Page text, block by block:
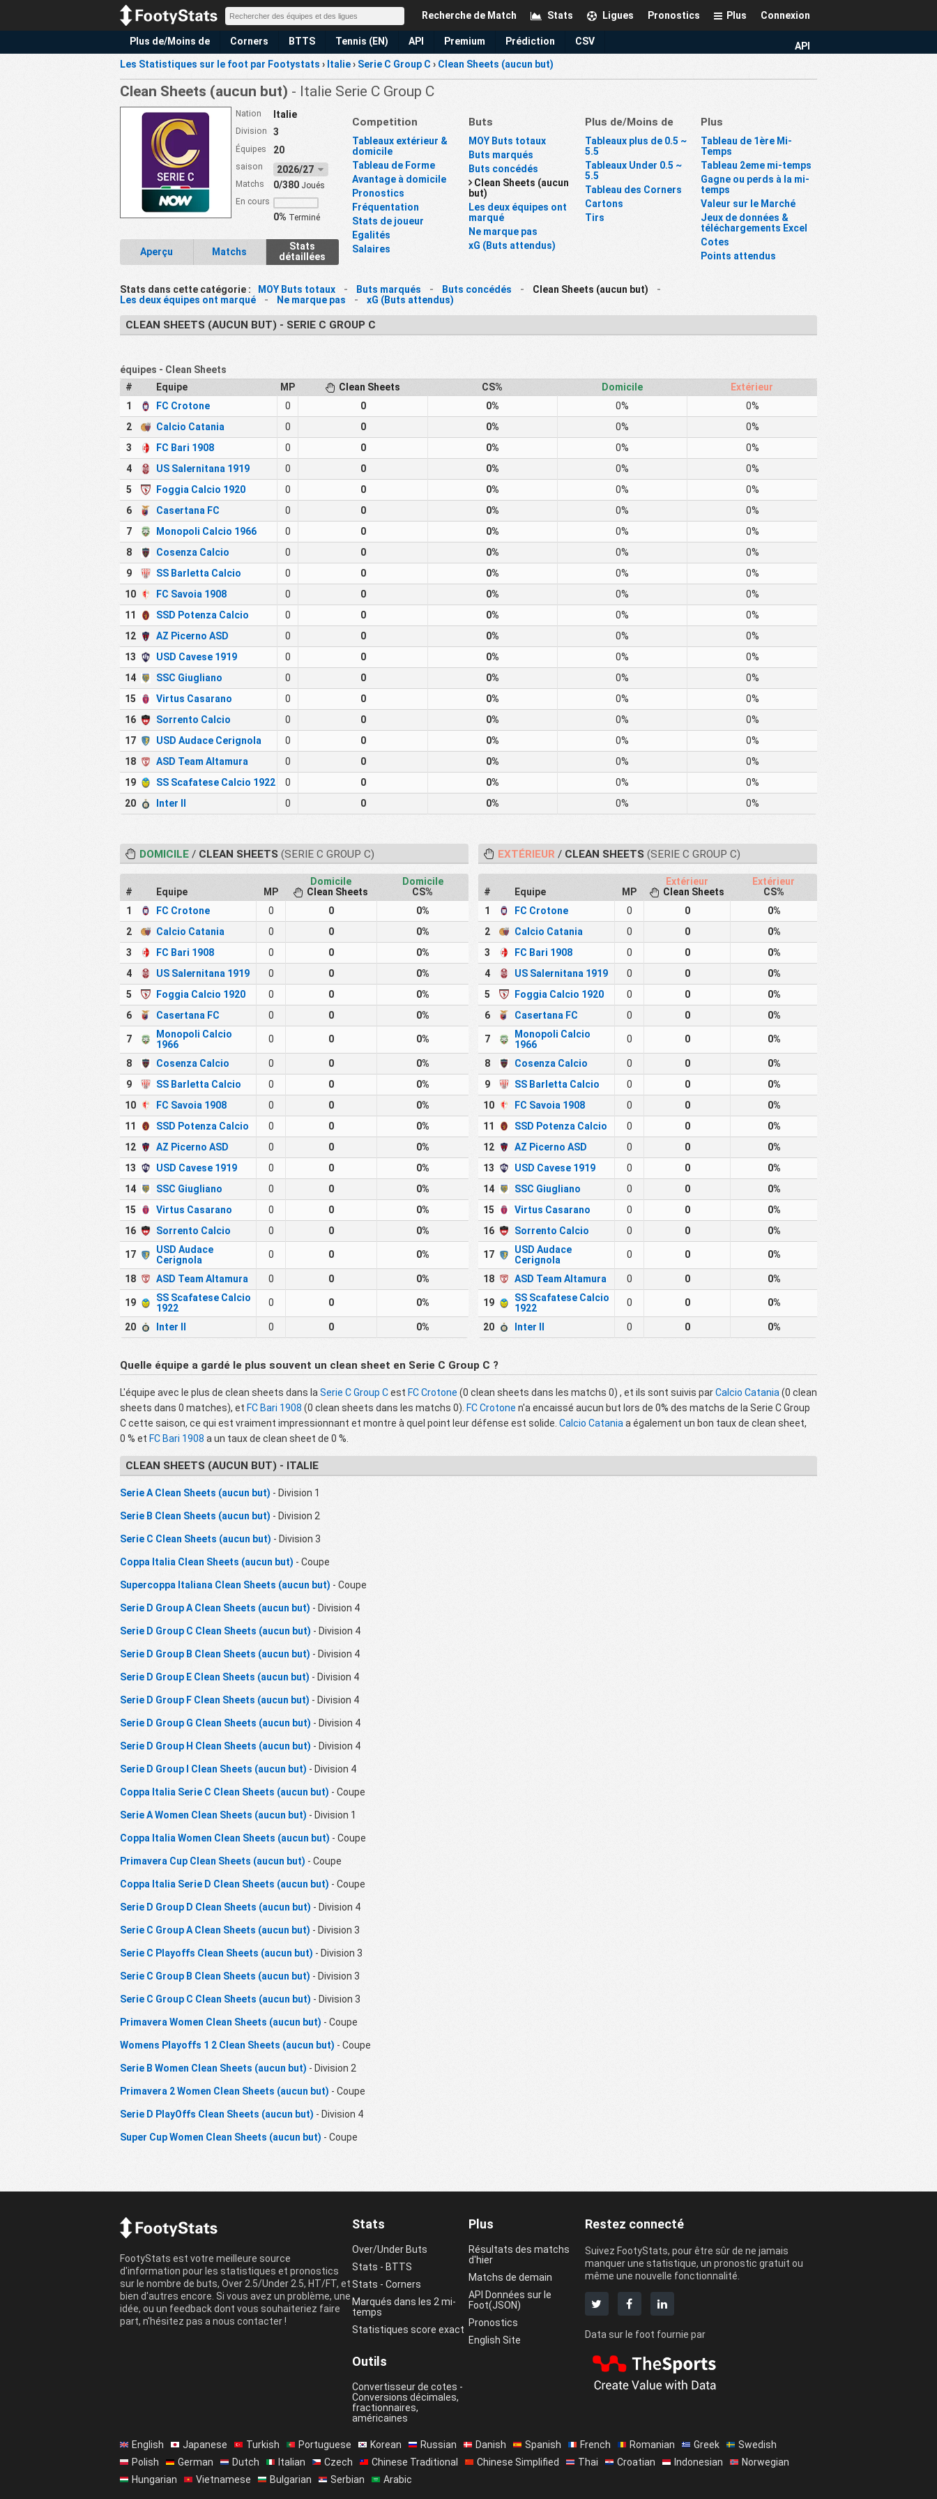
Connexion
Plus
Pronostics
Ligues
Stats
Recherche de Match
API
Plus de/Moins de Corners BTTS Tennis (EN) API Premium Prédiction CSV
Les Statistiques sur le foot par Footystats › Italie› Serie C Group C › Clean Sheets (aucun but)
Clean Sheets (aucun but) - Italie Serie C Group C
Nation Italie
Division 3
Équipes 20
saison 2026/27
Matchs 0/380Joués
En cours
0% Terminé
Aperçu Matchs
Stats
détaillées
Competition
Tableaux extérieur &
domicile
Tableau de Forme
Avantage à domicile
Pronostics
Fréquentation
Stats de joueur
Egalités
Salaires
Buts
MOY Buts totaux
Buts marqués
Buts concédés
Clean Sheets (aucun
but)
Les deux équipes ont
marqué
Ne marque pas
xG (Buts attendus)
Plus de/Moins de
Tableaux plus de 0.5 ~
5.5
Tableaux Under 0.5 ~
5.5
Tableau des Corners
Cartons
Tirs
Plus
Tableau de 1ère Mi-
Temps
Tableau 2eme mi-temps
Gagne ou perds à la mi-
temps
Valeur sur le Marché
Jeux de données &
téléchargements Excel
Cotes
Points attendus
Stats dans cette catégorie : MOY Buts totaux - Buts marqués - Buts concédés - Clean Sheets (aucun but) -
Les deux équipes ont marqué - Ne marque pas - xG (Buts attendus)
CLEAN SHEETS (AUCUN BUT) - SERIE C GROUP C
équipes - Clean Sheets
#
Equipe MP Clean Sheets CS% Domicile
Extérieur
1
FC Crotone 0 0 0% 0%
0%
2
Calcio Catania 0 0 0% 0%
0%
3
FC Bari 1908 0 0 0% 0%
0%
4
US Salernitana 1919 0 0 0% 0%
0%
5
Foggia Calcio 1920 0 0 0% 0%
0%
6
Casertana FC 0 0 0% 0%
0%
7
Monopoli Calcio 1966 0 0 0% 0%
0%
8
Cosenza Calcio 0 0 0% 0%
0%
9
SS Barletta Calcio 0 0 0% 0%
0%
10
FC Savoia 1908 0 0 0% 0%
0%
11
SSD Potenza Calcio 0 0 0% 0%
0%
12
AZ Picerno ASD 0 0 0% 0%
0%
13
USD Cavese 1919 0 0 0% 0%
0%
14
SSC Giugliano 0 0 0% 0%
0%
15
Virtus Casarano 0 0 0% 0%
0%
16
Sorrento Calcio 0 0 0% 0%
0%
17
USD Audace Cerignola 0 0 0% 0%
0%
18
ASD Team Altamura 0 0 0% 0%
0%
19
SS Scafatese Calcio 1922 0 0 0% 0%
0%
20
Inter II 0 0 0% 0% 0%
DOMICILE /CLEAN SHEETS (SERIE C GROUP C)
# Equipe MP
Domicile
Clean Sheets
Domicile
CS%
1
FC Crotone 0 0
0%
2
Calcio Catania 0 0
0%
3
FC Bari 1908 0 0
0%
4
US Salernitana 1919 0 0
0%
5
Foggia Calcio 1920 0 0
0%
6
Casertana FC 0 0 0%
7
Monopoli Calcio
1966
0 0 0%
8 Cosenza Calcio 0 0
0%
9
SS Barletta Calcio 0 0
0%
10
FC Savoia 1908 0 0
0%
11
SSD Potenza Calcio 0 0
0%
12
AZ Picerno ASD 0 0
0%
13
USD Cavese 1919 0 0
0%
14
SSC Giugliano 0 0
0%
15
Virtus Casarano 0 0
0%
16
Sorrento Calcio 0 0 0%
17
USD Audace
Cerignola
0 0 0%
18 ASD Team Altamura 0 0 0%
19
SS Scafatese Calcio
1922
0 0 0%
20 Inter II 0 0 0%
EXTÉRIEUR /CLEAN SHEETS (SERIE C GROUP C)
# Equipe MP
Extérieur
Clean Sheets
Extérieur
CS%
1
FC Crotone 0 0
0%
2
Calcio Catania 0 0
0%
3
FC Bari 1908 0 0
0%
4
US Salernitana 1919 0 0
0%
5
Foggia Calcio 1920 0 0
0%
6
Casertana FC 0 0 0%
7
Monopoli Calcio
1966
0 0 0%
8 Cosenza Calcio 0 0
0%
9
SS Barletta Calcio 0 0
0%
10
FC Savoia 1908 0 0
0%
11
SSD Potenza Calcio 0 0
0%
12
AZ Picerno ASD 0 0
0%
13
USD Cavese 1919 0 0
0%
14
SSC Giugliano 0 0
0%
15
Virtus Casarano 0 0
0%
16
Sorrento Calcio 0 0 0%
17
USD Audace
Cerignola
0 0 0%
18 ASD Team Altamura 0 0 0%
19
SS Scafatese Calcio
1922
0 0 0%
20 Inter II 0 0 0%
Quelle équipe a gardé le plus souvent un clean sheet en Serie C Group C ?
L'équipe avec le plus de clean sheets dans la Serie C Group Cest FC Crotone (0 clean sheets dans les matchs 0) , et ils sont suivis parCalcio Catania (0 clean
sheets dans 0 matches), et FC Bari 1908 (0 clean sheets dans les matchs 0). FC Crotone n'a encaissé aucun but lors de 0% des matchs de la Serie C Group
C cette saison, ce qui est vraiment impressionnant et montre à quel point leur défense est solide. Calcio Catania a également un bon taux de clean sheet,
0 % et FC Bari 1908 a un taux de clean sheet de 0 %.
CLEAN SHEETS (AUCUN BUT) - ITALIE
Serie A Clean Sheets (aucun but) - Division 1
Serie B Clean Sheets (aucun but) - Division 2
Serie C Clean Sheets (aucun but) - Division 3
Coppa Italia Clean Sheets (aucun but) - Coupe
Supercoppa Italiana Clean Sheets (aucun but) - Coupe
Serie D Group A Clean Sheets (aucun but) - Division 4
Serie D Group C Clean Sheets (aucun but) - Division 4
Serie D Group B Clean Sheets (aucun but) - Division 4
Serie D Group E Clean Sheets (aucun but) - Division 4
Serie D Group F Clean Sheets (aucun but) - Division 4
Serie D Group G Clean Sheets (aucun but) - Division 4
Serie D Group H Clean Sheets (aucun but) - Division 4
Serie D Group I Clean Sheets (aucun but) - Division 4
Coppa Italia Serie C Clean Sheets (aucun but) - Coupe
Serie A Women Clean Sheets (aucun but) - Division 1
Coppa Italia Women Clean Sheets (aucun but) - Coupe
Primavera Cup Clean Sheets (aucun but) - Coupe
Coppa Italia Serie D Clean Sheets (aucun but) - Coupe
Serie D Group D Clean Sheets (aucun but) - Division 4
Serie C Group A Clean Sheets (aucun but) - Division 3
Serie C Playoffs Clean Sheets (aucun but) - Division 3
Serie C Group B Clean Sheets (aucun but) - Division 3
Serie C Group C Clean Sheets (aucun but) - Division 3
Primavera Women Clean Sheets (aucun but) - Coupe
Womens Playoffs 1 2 Clean Sheets (aucun but) - Coupe
Serie B Women Clean Sheets (aucun but) - Division 2
Primavera 2 Women Clean Sheets (aucun but) - Coupe
Serie D PlayOffs Clean Sheets (aucun but) - Division 4
Super Cup Women Clean Sheets (aucun but) - Coupe
FootyStats est votre meilleure source
d'information pour les statistiques et pronostics
sur le nombre de buts, Over 2.5/Under 2.5, HT/FT, et
bien d'autres encore. Si vous avez un problème, une
idée, ou un feedback dont vous souhaiteriez faire
part, n'hésitez pas a nous contacter !
Stats
Over/Under Buts
Stats - BTTS
Stats - Corners
Marqués dans les 2 mi-
temps
Statistiques score exact
Outils
Convertisseur de cotes -
Conversions décimales,
fractionnaires,
américaines
Plus
Résultats des matchs
d'hier
Matchs de demain
API Données sur le
Foot(JSON)
Pronostics
English Site
Restez connecté
Suivez FootyStats, pour être sûr de ne jamais
manquer une statistique, un pronostic gratuit ou
même une nouvelle fonctionnalité.
Data sur le foot fournie par
English Japanese Turkish Portuguese Korean Russian Danish Spanish French Romanian Greek
Swedish
Polish
German Dutch Italian Czech Chinese Traditional Chinese Simplified Thai Croatian Indonesian
Norwegian
Hungarian
Vietnamese Bulgarian Serbian Arabic